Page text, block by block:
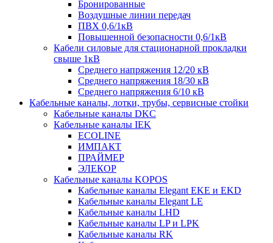
Бронированные
Воздушные линии передач
ПВХ 0,6/1кВ
Повышенной безопасности 0,6/1кВ
Кабели силовые для стационарной прокладки
свыше 1кВ
Среднего напряжения 12/20 кВ
Среднего напряжения 18/30 кВ
Среднего напряжения 6/10 кВ
Кабельные каналы, лотки, трубы, сервисные стойки
Кабельные каналы DKC
Кабельные каналы IEK
ECOLINE
ИМПАКТ
ПРАЙМЕР
ЭЛЕКОР
Кабельные каналы KOPOS
Кабельные каналы Elegant EKE и EKD
Кабельные каналы Elegant LE
Кабельные каналы LHD
Кабельные каналы LP и LPK
Кабельные каналы RK